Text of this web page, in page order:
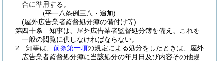
合に準用する。
(平一八条例三八・追加)
(屋外広告業者監督処分簿の備付け等)
第四十条
知事は、屋外広告業者監督処分簿を備え、これを
一般の閲覧に供しなければならない。
2
知事は、 前条第一項の規定による処分をしたときは、屋外
広告業者監督処分簿に当該処分の年月日及び内容その他規